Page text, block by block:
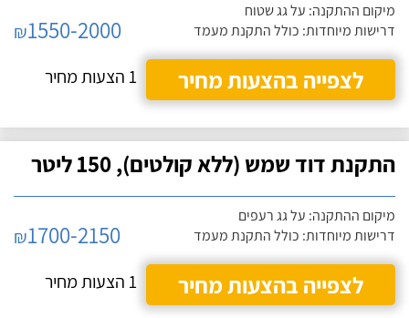
מיקום ההתקנה: על גג שטוח
דרישות מיוחדות: כולל התקנת מעמד
₪1550-2000
לצפייה בהצעות מחיר
1 הצעות מחיר
התקנת דוד שמש (ללא קולטים), 150 ליטר
מיקום ההתקנה: על גג רעפים
דרישות מיוחדות: כולל התקנת מעמד
₪1700-2150
לצפייה בהצעות מחיר
1 הצעות מחיר